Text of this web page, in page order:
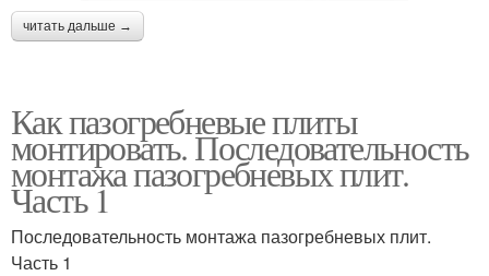
читать дальше →
Как пазогребневые плиты
монтировать. Последовательность
монтажа пазогребневых плит.
Часть 1
Последовательность монтажа пазогребневых плит.
Часть 1